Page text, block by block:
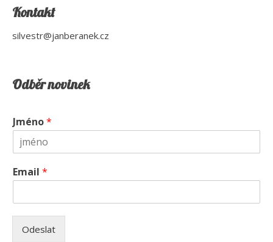
Kontakt
silvestr@janberanek.cz
Odběr novinek
Jméno*
Email *
Odeslat